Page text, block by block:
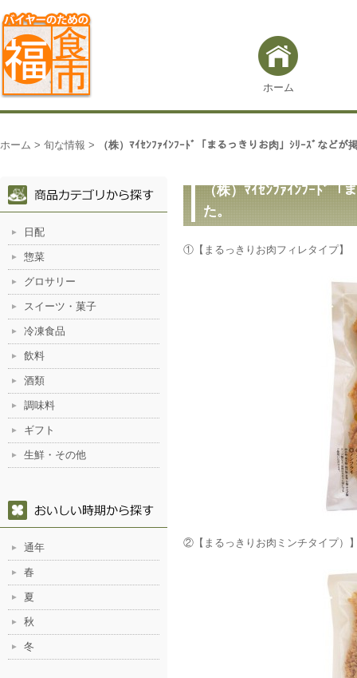
ホーム
ホーム > 旬な情報 > （株）ﾏｲｾﾝﾌｧｲﾝﾌｰﾄﾞ「まるっきりお肉」ｼﾘｰｽﾞなどが
（株）ﾏｲｾﾝﾌｧｲﾝﾌｰﾄﾞ「
た。
①【まるっきりお肉フィレタイプ
②【まるっきりお肉ミンチタイプ）
日配
惣菜
グロサリー
スイーツ・菓子
冷凍食品
飲料
酒類
調味料
ギフト
生鮮・その他
通年
春
夏
秋
冬